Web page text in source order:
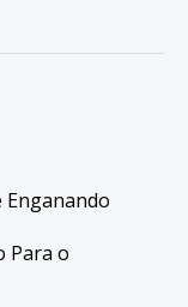
Enganando
Para o